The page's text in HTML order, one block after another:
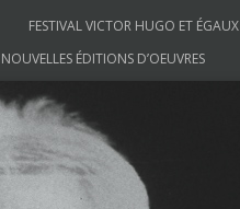
FESTIVAL VICTOR HUGO ET ÉGAUX
NOUVELLES ÉDITIONS D’OEUVRES